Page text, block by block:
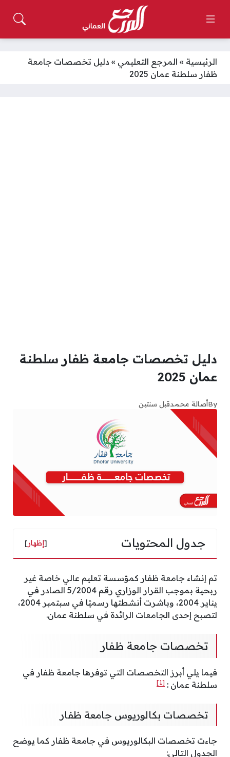
الرئيسية » المرجع التعليمي » دليل تخصصات جامعة
ظفار سلطنة عمان 2025
دليل تخصصات جامعة ظفار سلطنة
عمان 2025
Byأصالة محمدقبل سنتين
جدول المحتويات [إظهار]
تم إنشاء جامعة ظفار كمؤسسة تعليم عالي خاصة غير
ربحية بموجب القرار الوزاري رقم 5/2004 الصادر في
يناير 2004، وباشرت أنشطتها رسميًا في سبتمبر 2004،
لتصبح إحدى الجامعات الرائدة في سلطنة عمان.
تخصصات جامعة ظفار
فيما يلي أبرز التخصصات التي توفرها جامعة ظفار في
سلطنة عمان : [1]
تخصصات بكالوريوس جامعة ظفار
جاءت تخصصات البكالوريوس في جامعة ظفار كما يوضح
الجدول التالي: